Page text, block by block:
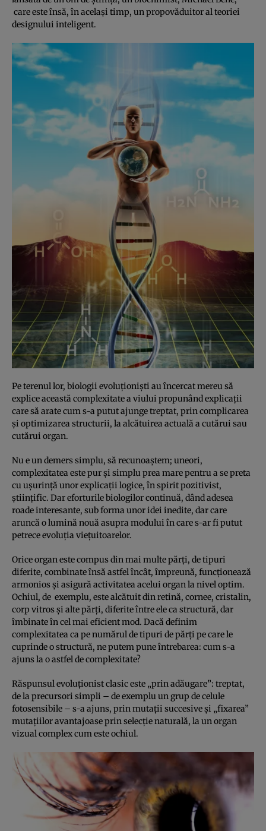
care este însă, în acelaşi timp, un propovăduitor al teoriei
designului inteligent.
Pe terenul lor, biologii evoluţionişti au încercat mereu să
explice această complexitate a viului propunând explicaţii
care să arate cum s-a putut ajunge treptat, prin complicarea
şi optimizarea structurii, la alcătuirea actuală a cutărui sau
cutărui organ.
Nu e un demers simplu, să recunoaştem; uneori,
complexitatea este pur şi simplu prea mare pentru a se preta
cu uşurinţă unor explicaţii logice, în spirit pozitivist,
ştiinţific. Dar eforturile biologilor continuă, dând adesea
roade interesante, sub forma unor idei inedite, dar care
aruncă o lumină nouă asupra modului în care s-ar fi putut
petrece evoluţia vieţuitoarelor.
Orice organ este compus din mai multe părţi, de tipuri
diferite, combinate însă astfel încât, împreună, funcţionează
armonios şi asigură activitatea acelui organ la nivel optim.
Ochiul, de exemplu, este alcătuit din retină, cornee, cristalin,
corp vitros şi alte părţi, diferite între ele ca structură, dar
îmbinate în cel mai eficient mod. Dacă definim
complexitatea ca pe numărul de tipuri de părţi pe care le
cuprinde o structură, ne putem pune întrebarea: cum s-a
ajuns la o astfel de complexitate?
Răspunsul evoluţionist clasic este „prin adăugare”: treptat,
de la precursori simpli – de exemplu un grup de celule
fotosensibile – s-a ajuns, prin mutaţii succesive şi „fixarea”
mutaţiilor avantajoase prin selecţie naturală, la un organ
vizual complex cum este ochiul.